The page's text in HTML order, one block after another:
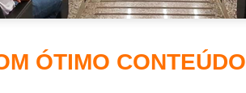
ÓTIMO CONTEÚDO